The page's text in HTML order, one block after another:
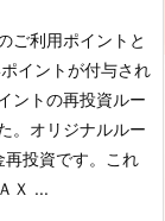
ご利用ポイントと
イントが付与され
ントの再投資ルー
。オリジナルルー
再投資です。これ
Ｘ ...